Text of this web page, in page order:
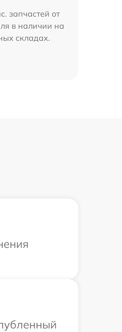
запчастей от
в наличии на
складах.